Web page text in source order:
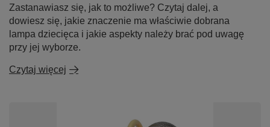
Zastanawiasz się, jak to możliwe? Czytaj dalej, a
dowiesz się, jakie znaczenie ma właściwie dobrana
lampa dziecięca i jakie aspekty należy brać pod uwagę
przy jej wyborze.
Czytaj więcej